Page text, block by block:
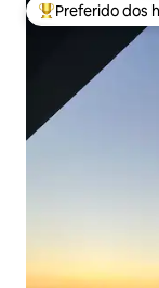
Entre os
Preferido dos